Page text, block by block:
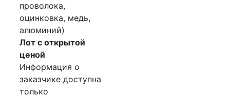
проволока,
оцинковка, медь,
алюминий)
Лот с открытой
ценой
Информация о
заказчике доступна
только